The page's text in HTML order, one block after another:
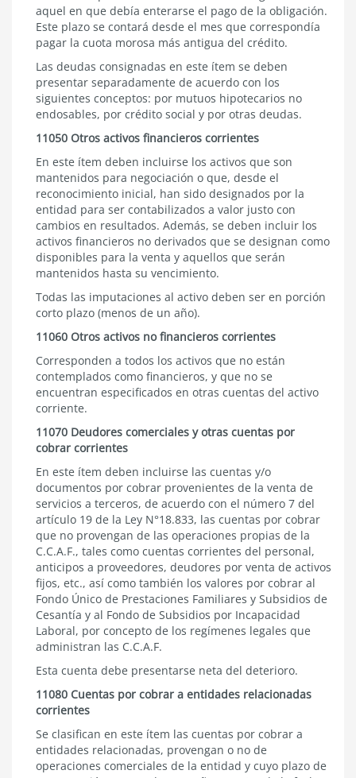
aquel en que debía enterarse el pago de la obligación.
Este plazo se contará desde el mes que correspondía
pagar la cuota morosa más antigua del crédito.
Las deudas consignadas en este ítem se deben
presentar separadamente de acuerdo con los
siguientes conceptos: por mutuos hipotecarios no
endosables, por crédito social y por otras deudas.
11050 Otros activos financieros corrientes
En este ítem deben incluirse los activos que son
mantenidos para negociación o que, desde el
reconocimiento inicial, han sido designados por la
entidad para ser contabilizados a valor justo con
cambios en resultados. Además, se deben incluir los
activos financieros no derivados que se designan como
disponibles para la venta y aquellos que serán
mantenidos hasta su vencimiento.
Todas las imputaciones al activo deben ser en porción
corto plazo (menos de un año).
11060 Otros activos no financieros corrientes
Corresponden a todos los activos que no están
contemplados como financieros, y que no se
encuentran especificados en otras cuentas del activo
corriente.
11070 Deudores comerciales y otras cuentas por
cobrar corrientes
En este ítem deben incluirse las cuentas y/o
documentos por cobrar provenientes de la venta de
servicios a terceros, de acuerdo con el número 7 del
artículo 19 de la Ley N°18.833, las cuentas por cobrar
que no provengan de las operaciones propias de la
C.C.A.F., tales como cuentas corrientes del personal,
anticipos a proveedores, deudores por venta de activos
fijos, etc., así como también los valores por cobrar al
Fondo Único de Prestaciones Familiares y Subsidios de
Cesantía y al Fondo de Subsidios por Incapacidad
Laboral, por concepto de los regímenes legales que
administran las C.C.A.F.
Esta cuenta debe presentarse neta del deterioro.
11080 Cuentas por cobrar a entidades relacionadas
corrientes
Se clasifican en este ítem las cuentas por cobrar a
entidades relacionadas, provengan o no de
operaciones comerciales de la entidad y cuyo plazo de